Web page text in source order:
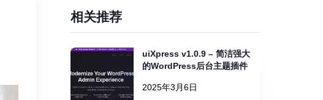
相关推荐
uiXpress v1.0.9 – 简洁强大
的WordPress后台主题插件
2025年3月6日